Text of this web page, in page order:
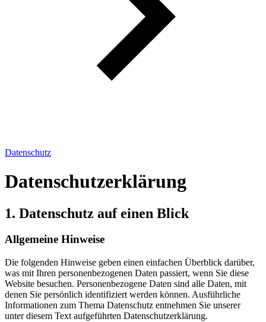
Datenschutz
Datenschutz­erklärung
1. Datenschutz auf einen Blick
Allgemeine Hinweise
Die folgenden Hinweise geben einen einfachen Überblick darüber,
was mit Ihren personenbezogenen Daten passiert, wenn Sie diese
Website besuchen. Personenbezogene Daten sind alle Daten, mit
denen Sie persönlich identifiziert werden können. Ausführliche
Informationen zum Thema Datenschutz entnehmen Sie unserer
unter diesem Text aufgeführten Datenschutzerklärung.